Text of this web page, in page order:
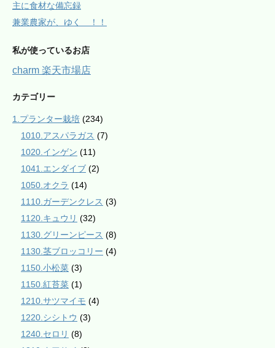
主に食材な備忘録
兼業農家が、ゆく ！！
私が使っているお店
charm 楽天市場店
カテゴリー
1.プランター栽培 (234)
1010.アスパラガス (7)
1020.インゲン (11)
1041.エンダイブ (2)
1050.オクラ (14)
1110.ガーデンクレス (3)
1120.キュウリ (32)
1130.グリーンピース (8)
1130.茎ブロッコリー (4)
1150.小松菜 (3)
1150.紅苔菜 (1)
1210.サツマイモ (4)
1220.シシトウ (3)
1240.セロリ (8)